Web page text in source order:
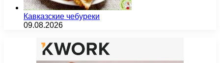
Кавказские чебуреки
09.08.2026